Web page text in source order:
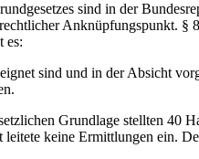
sind in der
Anknüpfungspunkt. §
es:
sind und in der Absicht
Grundlage stellten 40
leitete keine Ermittlungen ein.